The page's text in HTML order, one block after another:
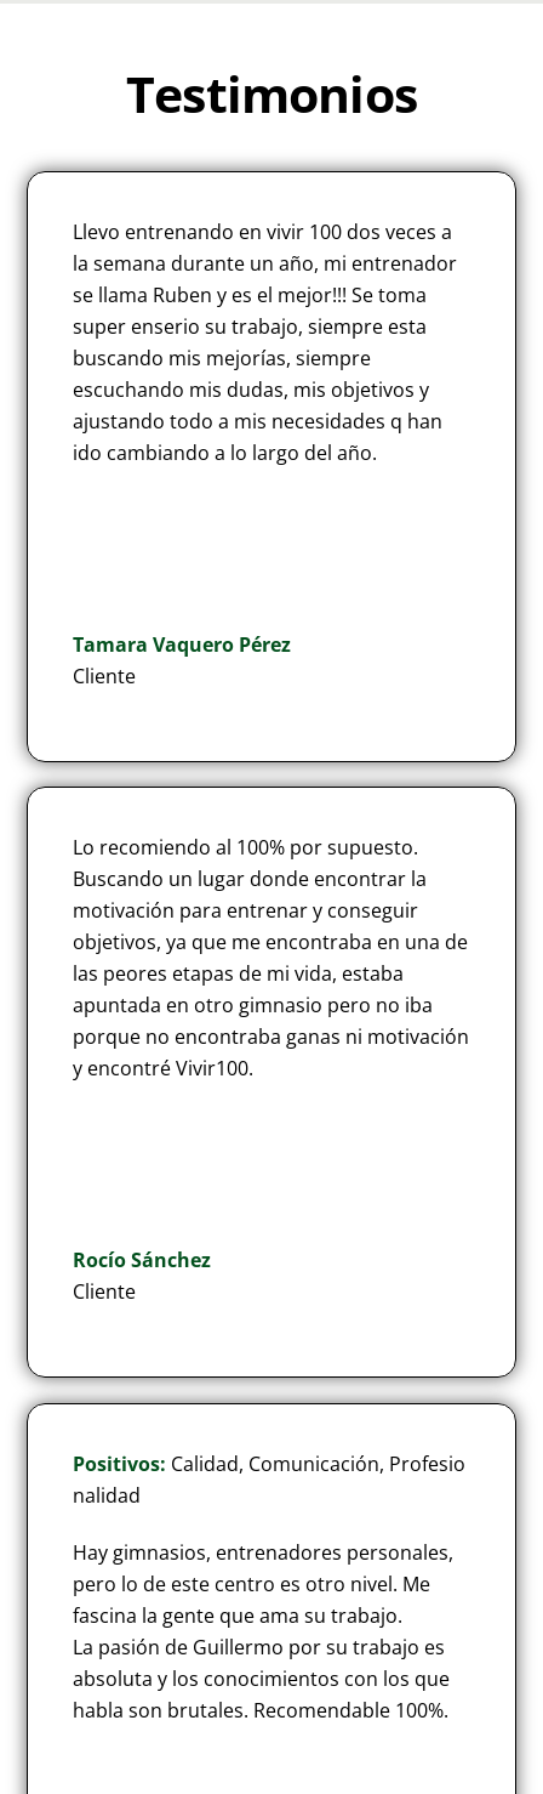
Testimonios
Llevo entrenando en vivir 100 dos veces a
la semana durante un año, mi entrenador
se llama Ruben y es el mejor!!! Se toma
super enserio su trabajo, siempre esta
buscando mis mejorías, siempre
escuchando mis dudas, mis objetivos y
ajustando todo a mis necesidades q han
ido cambiando a lo largo del año.
Tamara Vaquero Pérez
Cliente
Lo recomiendo al 100% por supuesto.
Buscando un lugar donde encontrar la
motivación para entrenar y conseguir
objetivos, ya que me encontraba en una de
las peores etapas de mi vida, estaba
apuntada en otro gimnasio pero no iba
porque no encontraba ganas ni motivación
y encontré Vivir100.
Rocío Sánchez
Cliente
Positivos: Calidad, Comunicación, Profesio
nalidad
Hay gimnasios, entrenadores personales,
pero lo de este centro es otro nivel. Me
fascina la gente que ama su trabajo.
La pasión de Guillermo por su trabajo es
absoluta y los conocimientos con los que
habla son brutales. Recomendable 100%.